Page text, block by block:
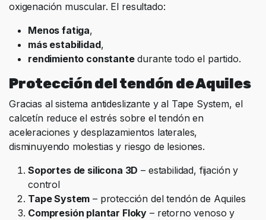
oxigenación muscular. El resultado:
Menos fatiga,
más estabilidad,
rendimiento constantedurante todo el partido.
Protección del tendón de Aquiles
Gracias al sistema antideslizante y al Tape System, el
calcetín reduce el estrés sobre el tendón en
aceleraciones y desplazamientos laterales,
disminuyendo molestias y riesgo de lesiones.
Soportes de silicona 3D – estabilidad, fijación y
control
Tape System – protección del tendón de Aquiles
Compresión plantar Floky – retorno venoso y